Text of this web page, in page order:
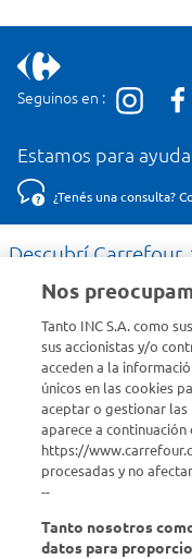
Seguinos en :
Estamos para
¿Tenés una consulta?
Descubrí Carrefour
Info útil
Comprá Online
Enterate de
que nadie.
Nos
Tanto INC S.A. como
sus accionistas y/o
acceden a la
únicos en las cookies
aceptar o gestionar las
aparece a
https://
procesadas y no
--
Tanto nosotros
datos para